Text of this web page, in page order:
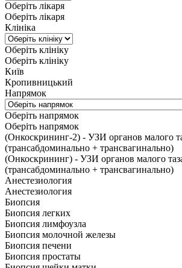
Оберіть лікаря
Оберіть лікаря
Клініка
Оберіть клініку
Оберіть клініку
Київ
Кропивницький
Напрямок
Оберіть напрямок
Оберіть напрямок
(Онкоскрининг-2) - УЗИ органов малого
(трансабдоминально + трансвагинально)
(Онкоскрининг) - УЗИ органов малого
(трансабдоминально + трансвагинально)
Анестезиология
Анестезиология
Биопсия
Биопсия легких
Биопсия лимфоузла
Биопсия молочной железы
Биопсия печени
Биопсия простаты